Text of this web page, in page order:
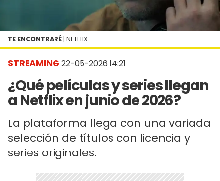
STREAMING 22-05-2026 14:21
¿Qué películas y series llegan
a Netflix en junio de 2026?
La plataforma llega con una variada
selección de títulos con licencia y
series originales.
TE ENCONTRARÉ | NETFLIX